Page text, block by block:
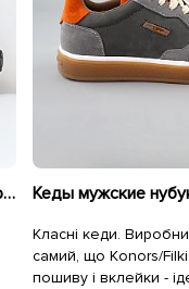
Кроссовки мужские 594878 Черные
Класні кеди.
самий, що Konors/
пошиву і вклейки -